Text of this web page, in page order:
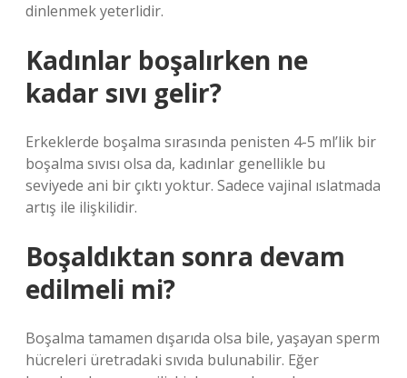
dinlenmek yeterlidir.
Kadınlar boşalırken ne
kadar sıvı gelir?
Erkeklerde boşalma sırasında penisten 4-5 ml’lik bir
boşalma sıvısı olsa da, kadınlar genellikle bu
seviyede ani bir çıktı yoktur. Sadece vajinal ıslatmada
artış ile ilişkilidir.
Boşaldıktan sonra devam
edilmeli mi?
Boşalma tamamen dışarıda olsa bile, yaşayan sperm
hücreleri üretradaki sıvıda bulunabilir. Eğer